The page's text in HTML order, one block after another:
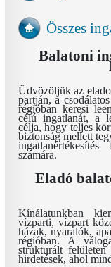
Összes
Balatoni
Üdvözöljük az
partján, a
régióban keresi
célú ingatlanát, a
célja, hogy teljes
biztonság mellett
számára.
Eladó
Kínálatunkban
vízparti, vízpart
házak, nyaralók,
régióban. A
strukturált
hirdetések, ahol